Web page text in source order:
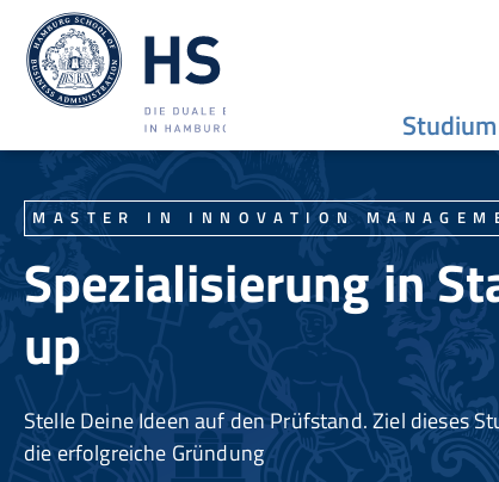
Studium
Spezialisierung in
up
MASTER IN INNOVATION
Stelle Deine Ideen auf den Prüfstand. Ziel dieses
die erfolgreiche Gründung